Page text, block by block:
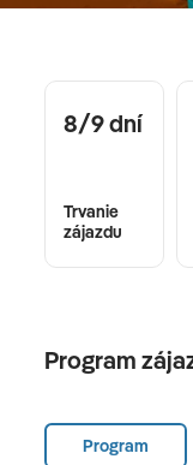
8/9 dní
Trvanie
zájazdu
Program
Program